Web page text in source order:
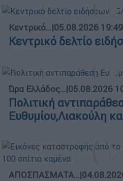
Κεντρικό...|05.08.2026 19:49
Κεντρικό δελτίο
Ώρα Ελλάδος...|05.08.2026
Πολιτική
Ευθυμίου,Λιακούλη
ΑΠΟΣΠΑΣΜΑΤΑ...|